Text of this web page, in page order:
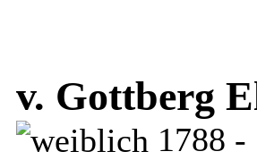
v. Gottberg
1788 -